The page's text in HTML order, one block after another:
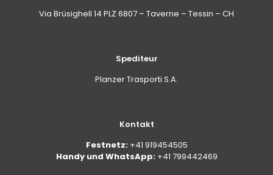
Via Brüsighell 14 PLZ 6807 – Taverne – Tessin – CH
Spediteur
Planzer Trasporti S.A.
Kontakt
Festnetz: +41 919454505
Handy und WhatsApp: +41 799442469